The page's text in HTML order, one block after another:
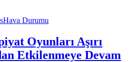
Hava Durumu
Oyunları Aşırı
Etkilenmeye Devam